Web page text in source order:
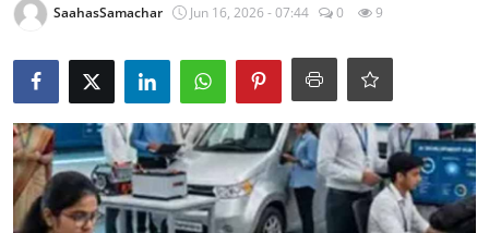
Epaper
धर्म
लाइफस्टाइल
SaahasSamachar Jun 16, 2026 - 07:44 0 9